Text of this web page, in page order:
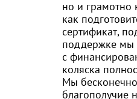
но и грамотно
как
сертификат,
поддержке мы
с
коляска
Мы
благополучие